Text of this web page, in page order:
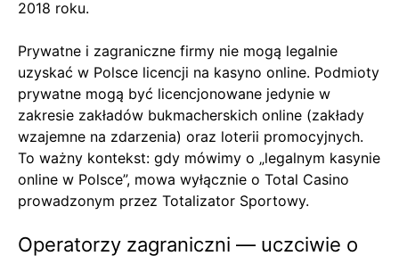
2018 roku.
Prywatne i zagraniczne firmy nie mogą legalnie
uzyskać w Polsce licencji na kasyno online. Podmioty
prywatne mogą być licencjonowane jedynie w
zakresie zakładów bukmacherskich online (zakłady
wzajemne na zdarzenia) oraz loterii promocyjnych.
To ważny kontekst: gdy mówimy o „legalnym kasynie
online w Polsce”, mowa wyłącznie o Total Casino
prowadzonym przez Totalizator Sportowy.
Operatorzy zagraniczni — uczciwie o